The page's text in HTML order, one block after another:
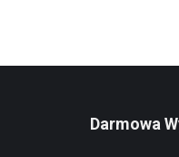
Darmowa